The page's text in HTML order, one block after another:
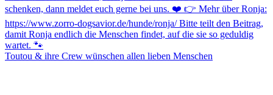
Toutou & ihre Crew wünschen allen lieben Menschen